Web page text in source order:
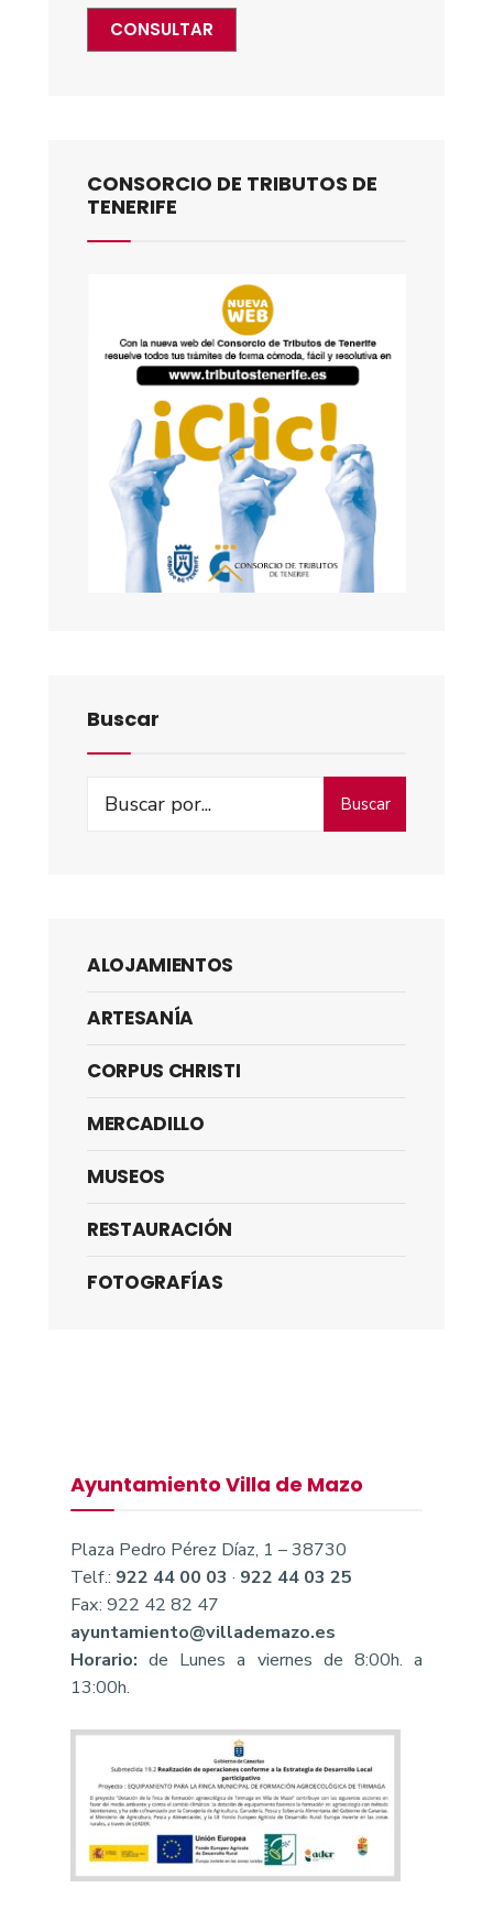
CONSULTAR
CONSORCIO DE TRIBUTOS DE
TENERIFE
Buscar
Buscar
ALOJAMIENTOS
ARTESANÍA
CORPUS CHRISTI
MERCADILLO
MUSEOS
RESTAURACIÓN
FOTOGRAFÍAS
Ayuntamiento Villa de Mazo
Plaza Pedro Pérez Díaz, 1 – 38730
Telf.: 922 44 00 03 · 922 44 03 25
Fax: 922 42 82 47
ayuntamiento@villademazo.es
Horario: de Lunes a viernes de 8:00h. a
13:00h.